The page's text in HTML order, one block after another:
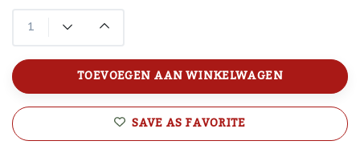
TOEVOEGEN AAN WINKELWAGEN
SAVE AS FAVORITE